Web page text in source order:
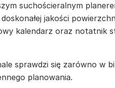
suchościeralnym
jakości
kalendarz oraz notatnik
sprawdzi się zarówno w
planowania.